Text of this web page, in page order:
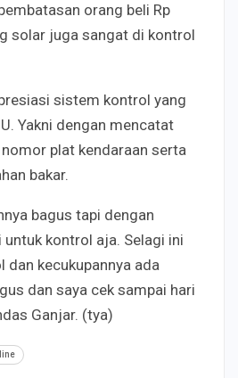
orang beli Rp
solar juga sangat di kontrol
sistem kontrol yang
Yakni dengan mencatat
plat kendaraan serta
bakar.
bagus tapi dengan
untuk kontrol aja. Selagi ini
kecukupannya ada
dan saya cek sampai hari
Ganjar. (tya)